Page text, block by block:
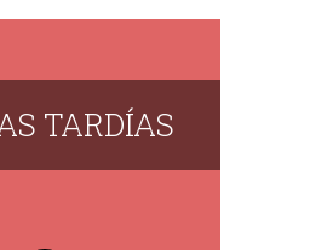
TARDÍAS